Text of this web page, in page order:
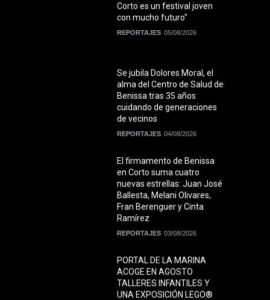
Corto es un festival joven
con mucho futuro"
REPORTAJES 05/08/2026
Se jubila Dolores Moral, el
alma del Centro de Salud de
Benissa tras 35 años
cuidando de generaciones
de vecinos
REPORTAJES 04/08/2026
El firmamento de Benissa
en Corto suma cuatro
nuevas estrellas: Juan José
Ballesta, Melani Olivares,
Fran Berenguer y Cinta
Ramírez
REPORTAJES 03/08/2026
PORTAL DE LA MARINA
ACOGE EN AGOSTO
TALLERES INFANTILES Y
UNA EXPOSICIÓN LEGO®